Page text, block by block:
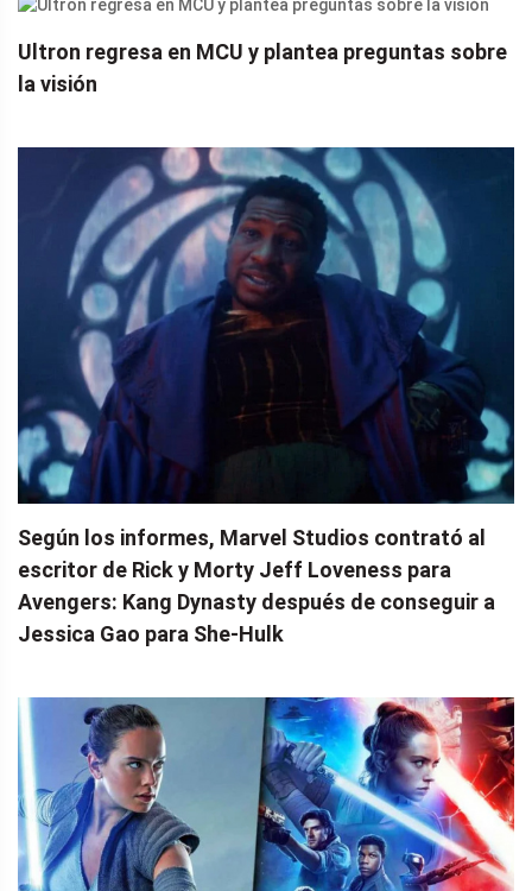
Ultron regresa en MCU y plantea preguntas sobre
la visión
Según los informes, Marvel Studios contrató al
escritor de Rick y Morty Jeff Loveness para
Avengers: Kang Dynasty después de conseguir a
Jessica Gao para She-Hulk